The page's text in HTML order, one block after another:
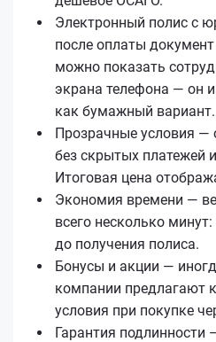
Электронный полис с
после оплаты
можно показать
экрана телефона — он
как бумажный вариант.
Прозрачные условия —
без скрытых платежей
Итоговая цена
Экономия времени —
всего несколько
до получения полиса.
Бонусы и акции —
компании предлагают
условия при покупке
Гарантия подлинности